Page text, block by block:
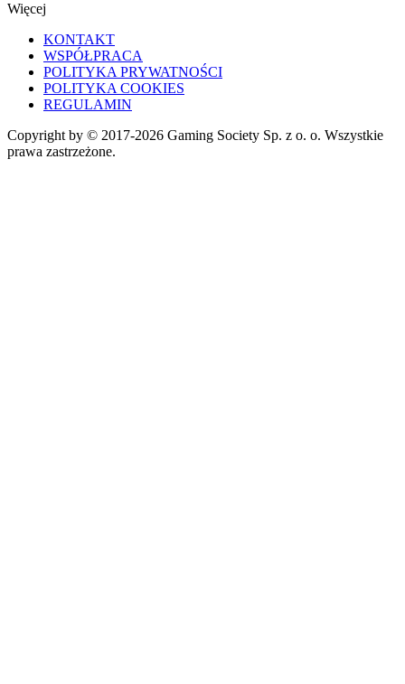
Więcej
KONTAKT
WSPÓŁPRACA
POLITYKA PRYWATNOŚCI
POLITYKA COOKIES
REGULAMIN
Copyright by © 2017-2026 Gaming Society Sp. z o. o. Wszystkie
prawa zastrzeżone.